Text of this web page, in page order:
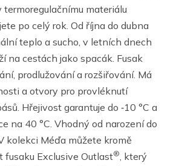
termoregulačnímu materiálu
po celý rok. Od října do dubna
teplo a sucho, v letních dnech
na cestách jako spacák. Fusak
prodlužování a rozšiřování. Má
a otvory pro provléknutí
Hřejivost garantuje do ‑10 °C a
na 40 °C. Vhodný od narození do
kolekci Méďa můžete kromě
fusaku Exclusive Outlast®, který